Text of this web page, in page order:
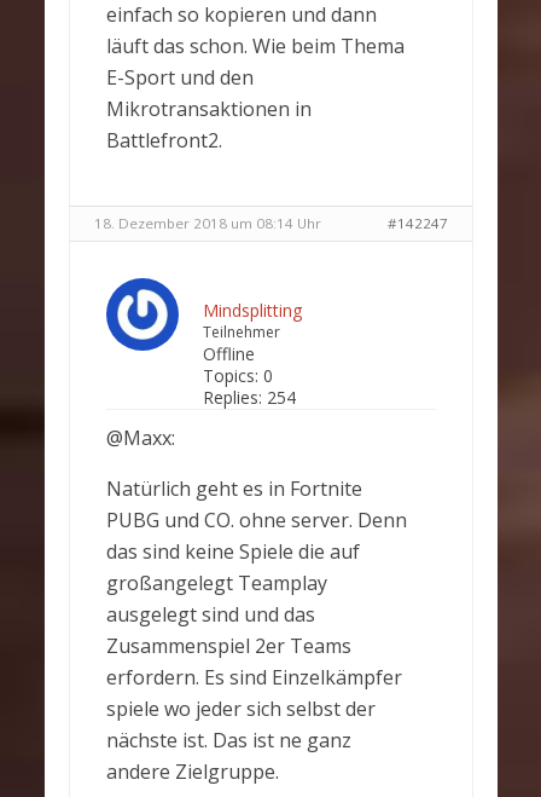
einfach so kopieren und dann
läuft das schon. Wie beim Thema
E-Sport und den
Mikrotransaktionen in
Battlefront2.
18. Dezember 2018 um 08:14 Uhr #142247
Mindsplitting
Teilnehmer
Offline
Topics: 0
Replies: 254
@Maxx:
Natürlich geht es in Fortnite
PUBG und CO. ohne server. Denn
das sind keine Spiele die auf
großangelegt Teamplay
ausgelegt sind und das
Zusammenspiel 2er Teams
erfordern. Es sind Einzelkämpfer
spiele wo jeder sich selbst der
nächste ist. Das ist ne ganz
andere Zielgruppe.